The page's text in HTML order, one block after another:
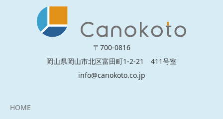
〒700-0816
岡山県岡山市北区富田町1-2-21 411号室
info@canokoto.co.jp
HOME